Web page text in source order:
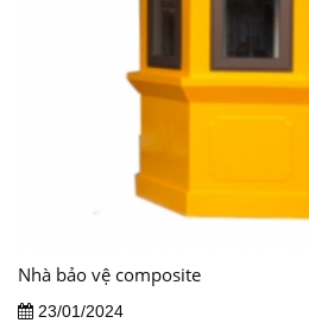
Nhà bảo vệ composite
23/01/2024